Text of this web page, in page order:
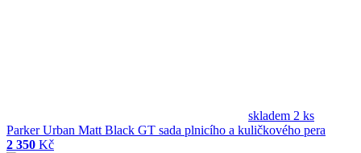
skladem 2 ks
Parker Urban Matt Black GT sada plnicího a kuličkového pera
2 350 Kč